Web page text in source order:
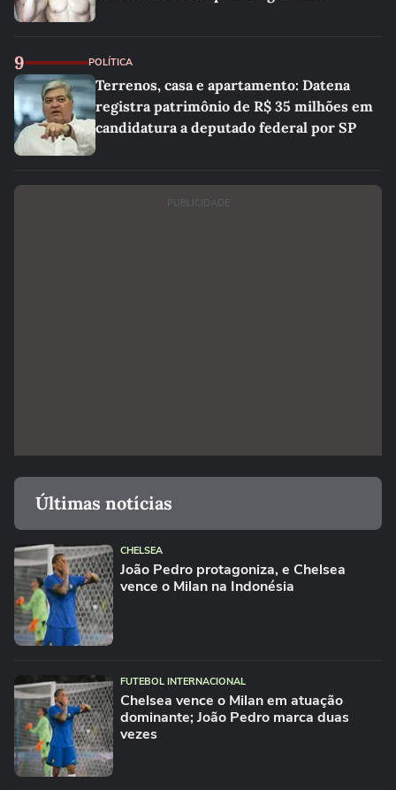
9 POLÍTICA
Terrenos, casa e apartamento: Datena
registra patrimônio de R$ 35 milhões em
candidatura a deputado federal por SP
PUBLICIDADE
Últimas notícias
CHELSEA
João Pedro protagoniza, e Chelsea
vence o Milan na Indonésia
FUTEBOL INTERNACIONAL
Chelsea vence o Milan em atuação
dominante; João Pedro marca duas
vezes